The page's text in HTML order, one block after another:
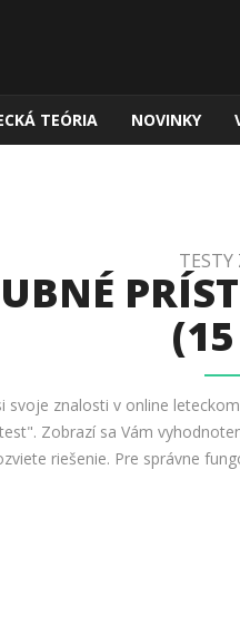
TEÓRIA NOVINKY
svoje znalosti v online
Zobrazí sa Vám
riešenie. Pre správne